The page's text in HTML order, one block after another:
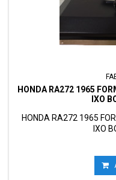
HONDA RA272 1965
IXO
HONDA RA272 1965
IXO